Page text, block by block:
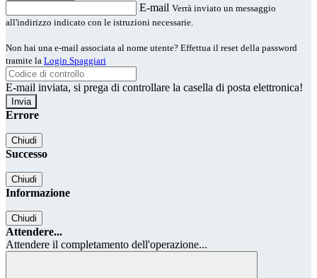
E-mail Verrà inviato un messaggio
all'indirizzo indicato con le istruzioni necessarie.
Non hai una e-mail associata al nome utente? Effettua il reset della password
tramite la Login Spaggiari
E-mail inviata, si prega di controllare la casella di posta elettronica!
Errore
Chiudi
Successo
Chiudi
Informazione
Chiudi
Attendere...
Attendere il completamento dell'operazione...